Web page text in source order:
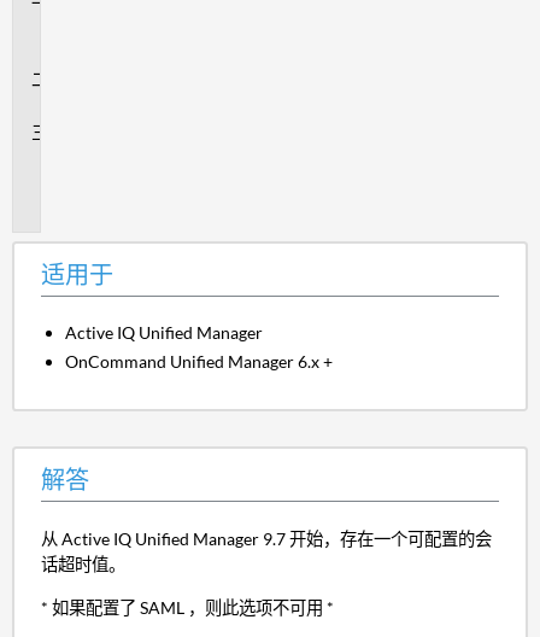
适用于
Active IQ Unified Manager
OnCommand Unified Manager 6.x +
解答
从 Active IQ Unified Manager 9.7 开始，存在一个可配置的会
话超时值。
* 如果配置了 SAML ，则此选项不可用 *